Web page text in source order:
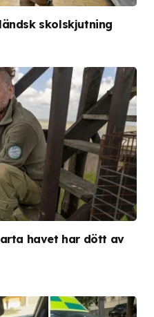
skolskjutning
havet har dött av